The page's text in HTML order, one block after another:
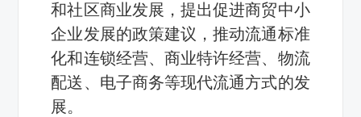
和社区商业发展，提出促进商贸中小
企业发展的政策建议，推动流通标准
化和连锁经营、商业特许经营、物流
配送、电子商务等现代流通方式的发
展。